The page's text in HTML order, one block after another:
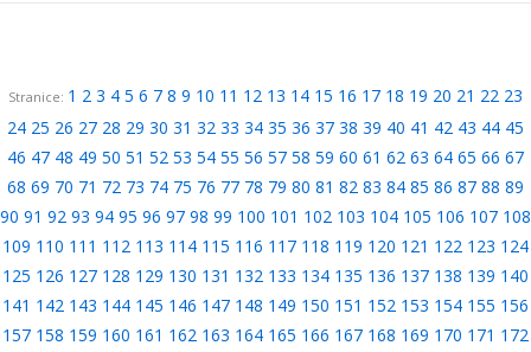
Stranice: 1 2 3 4 5 6 7 8 9 10 11 12 13 14 15 16 17 18 19 20 21 22 23
24 25 26 27 28 29 30 31 32 33 34 35 36 37 38 39 40 41 42 43 44 45
46 47 48 49 50 51 52 53 54 55 56 57 58 59 60 61 62 63 64 65 66 67
68 69 70 71 72 73 74 75 76 77 78 79 80 81 82 83 84 85 86 87 88 89
90 91 92 93 94 95 96 97 98 99 100 101 102 103 104 105 106 107 108
109 110 111 112 113 114 115 116 117 118 119 120 121 122 123 124
125 126 127 128 129 130 131 132 133 134 135 136 137 138 139 140
141 142 143 144 145 146 147 148 149 150 151 152 153 154 155 156
157 158 159 160 161 162 163 164 165 166 167 168 169 170 171 172